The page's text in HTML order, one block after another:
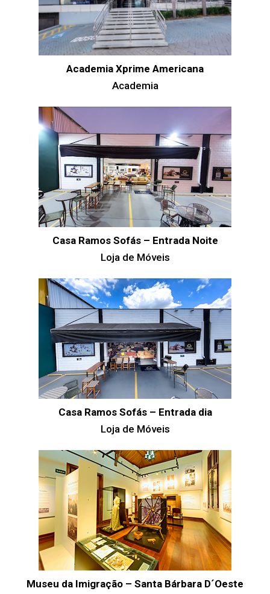
Academia Xprime Americana
Academia
Casa Ramos Sofás – Entrada Noite
Loja de Móveis
Casa Ramos Sofás – Entrada dia
Loja de Móveis
Museu da Imigração – Santa Bárbara D´Oeste